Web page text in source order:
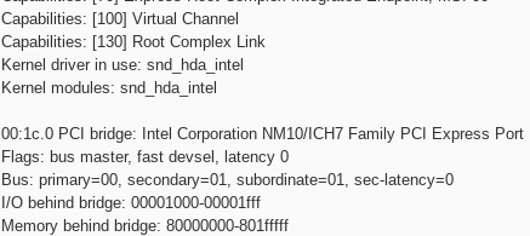
Capabilities: [100] Virtual Channel
Capabilities: [130] Root Complex Link
Kernel driver in use: snd_hda_intel
Kernel modules: snd_hda_intel
00:1c.0 PCI bridge: Intel Corporation NM10/ICH7 Family PCI Express
Flags: bus master, fast devsel, latency 0
Bus: primary=00, secondary=01, subordinate=01, sec-latency=0
I/O behind bridge: 00001000-00001fff
Memory behind bridge: 80000000-801fffff